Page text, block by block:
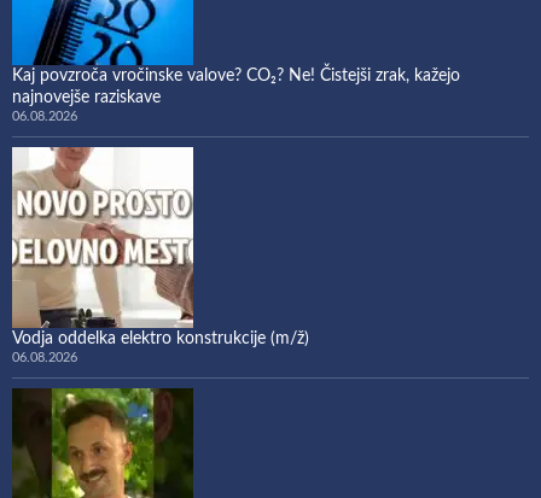
Kaj povzroča vročinske valove? CO₂? Ne! Čistejši zrak, kažejo
najnovejše raziskave
06.08.2026
Vodja oddelka elektro konstrukcije (m/ž)
06.08.2026